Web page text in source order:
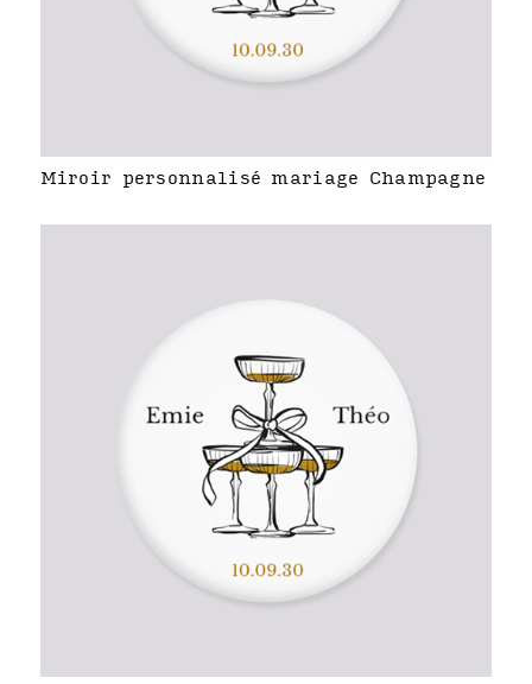
Miroir personnalisé mariage Champagne